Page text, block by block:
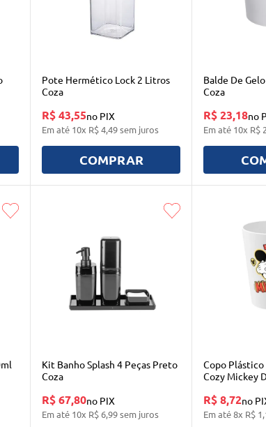
Pote Hermético Lock 2 Litros
Coza
R$ 43,55no PIX
Em até 10x R$4,49sem juros
COMPRAR
Balde De
Coza
R$ 23,18no
Em até 10x R$ 2
Kit Banho Splash 4 Peças Preto
Coza
R$ 67,80no PIX
Em até 10x R$ 6,99sem juros
Copo
Cozy Mickey
R$ 8,72no
Em até8x R$ 1,